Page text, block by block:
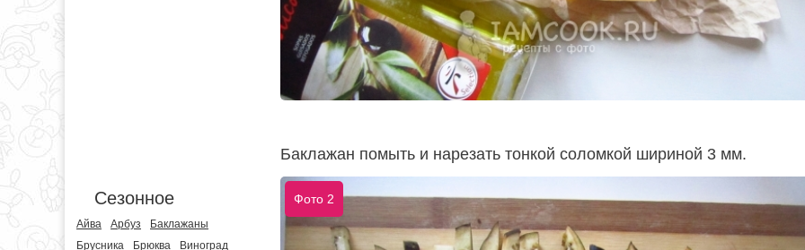
Сезонное
Айва Арбуз
Баклажаны
Брусника
Брюква
Виноград
Баклажан помыть и нарезать тонкой соломкой шириной 3 мм.
Фото 2